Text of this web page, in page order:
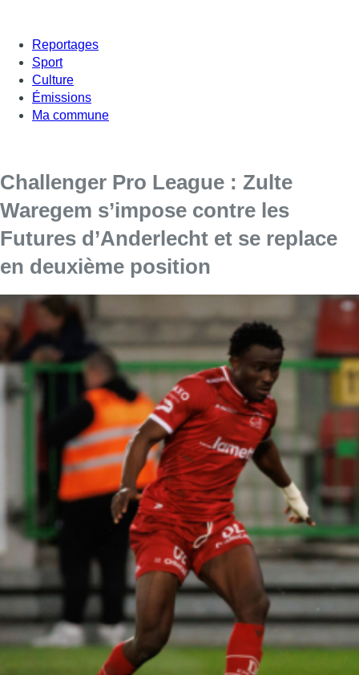
Reportages
Sport
Culture
Émissions
Ma commune
Challenger Pro League : Zulte
Waregem s’impose contre les
Futures d’Anderlecht et se replace
en deuxième position